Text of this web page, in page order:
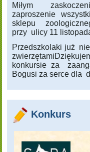
Miłym
zaproszenie
sklepu
przy ulicy 11
Przedszkolaki już
konkursie za
Bogusi za serce dla
Konkurs